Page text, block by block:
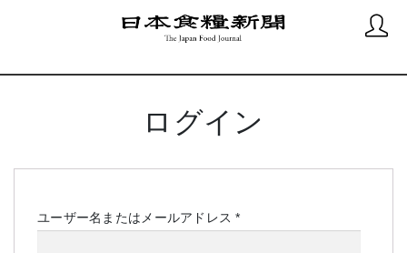
ログイン
ユーザー名またはメールアドレス*必